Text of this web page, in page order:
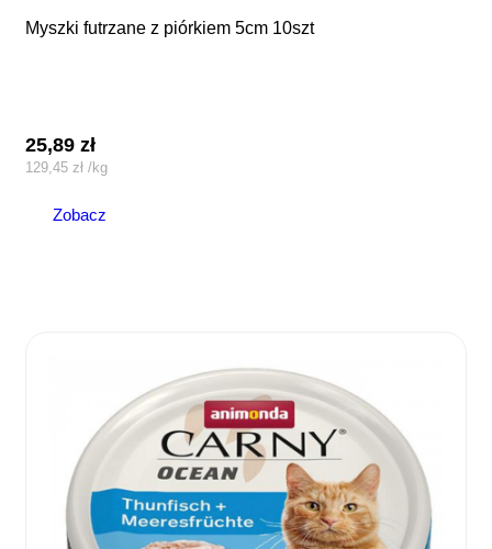
myszki futrzane z piórkiem 5cm 10szt
25,89zł
129,45 zł /kg
Zobacz